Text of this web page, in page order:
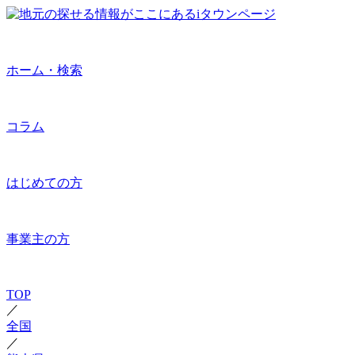
ホーム・検索
コラム
はじめての方
事業主の方
TOP
／
全国
／